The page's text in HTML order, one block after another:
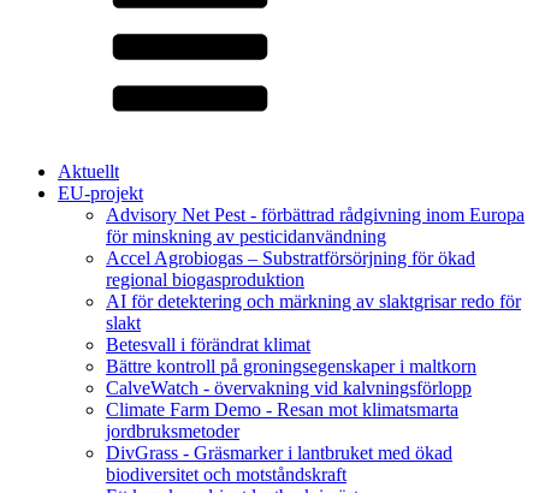
Aktuellt
EU-projekt
Advisory Net Pest - förbättrad rådgivning inom Europa
för minskning av pesticidanvändning
Accel Agrobiogas – Substratförsörjning för ökad
regional biogasproduktion
AI för detektering och märkning av slaktgrisar redo för
slakt
Betesvall i förändrat klimat
Bättre kontroll på groningsegenskaper i maltkorn
CalveWatch - övervakning vid kalvningsförlopp
Climate Farm Demo - Resan mot klimatsmarta
jordbruksmetoder
DivGrass - Gräsmarker i lantbruket med ökad
biodiversitet och motståndskraft